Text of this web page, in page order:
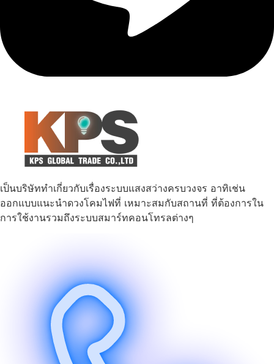
เป็นบริษัททำเกี่ยวกับเรื่องระบบแสงสว่างครบวงจร อาทิเช่น
ออกแบบแนะนำดวงโคมไฟที่ เหมาะสมกับสถานที่ ที่ต้องการใน
การใช้งานรวมถึงระบบสมาร์ทคอนโทรลต่างๆ